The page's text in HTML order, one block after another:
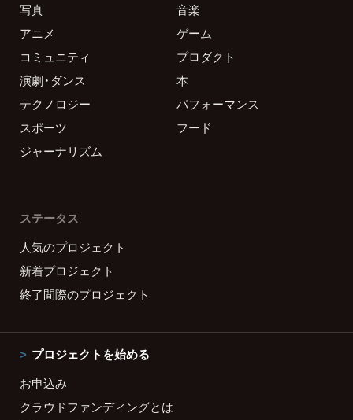
写真
音楽
アニメ
ゲーム
コミュニティ
プロダクト
演劇・ダンス
本
テクノロジー
パフォーマンス
スポーツ
フード
ジャーナリズム
ステータス
人気のプロジェクト
新着プロジェクト
終了間際のプロジェクト
プロジェクトを始める
お申込み
クラウドファンディングとは